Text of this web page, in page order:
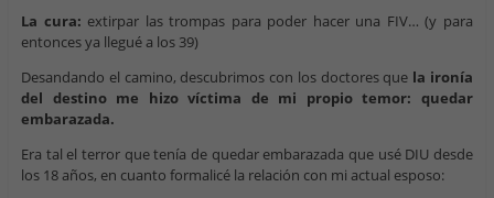
La cura: extirpar las trompas para poder hacer una FIV… (y para
entonces ya llegué a los 39)
Desandando el camino, descubrimos con los doctores que la ironía
del destino me hizo víctima de mi propio temor: quedar
embarazada.
Era tal el terror que tenía de quedar embarazada que usé DIU desde
los 18 años, en cuanto formalicé la relación con mi actual esposo: